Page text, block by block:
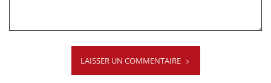
LAISSER UN COMMENTAIRE